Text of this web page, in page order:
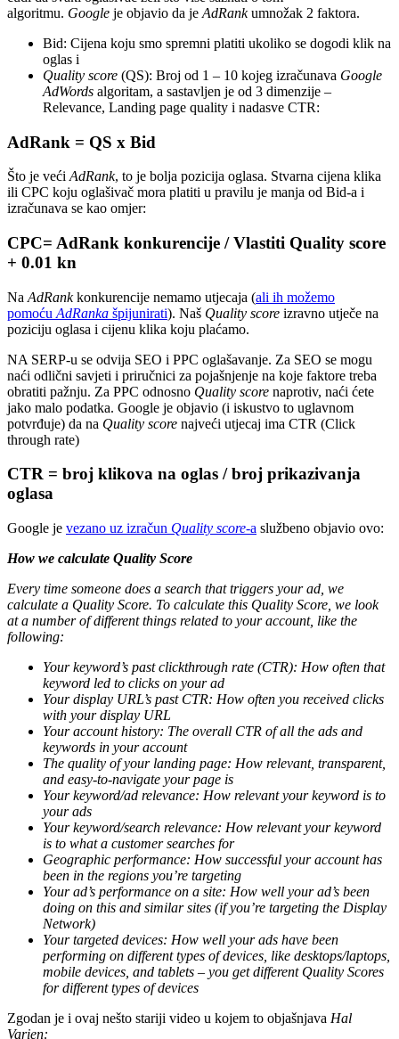
algoritmu. Google je objavio da je AdRankumnožak 2 faktora.
Bid: Cijena koju smo spremni platiti ukoliko se dogodi klik na
oglas i
Quality score (QS): Broj od 1 – 10 kojeg izračunava Google
AdWords algoritam, a sastavljen je od 3 dimenzije –
Relevance, Landing page quality i nadasve CTR:
AdRank = QS x Bid
Što je veći AdRank, to je bolja pozicija oglasa. Stvarna cijena klika
ili CPC koju oglašivač mora platiti u pravilu je manja od Bid-a i
izračunava se kao omjer:
CPC= AdRank konkurencije / Vlastiti Quality score
+ 0.01 kn
Na AdRankkonkurencije nemamo utjecaja (ali ih možemo
pomoću AdRanka špijunirati). Naš Quality score izravno utječe na
poziciju oglasa i cijenu klika koju plaćamo.
NA SERP-u se odvija SEO i PPC oglašavanje. Za SEO se mogu
naći odlični savjeti i priručnici za pojašnjenje na koje faktore treba
obratiti pažnju. Za PPC odnosno Quality score naprotiv, naći ćete
jako malo podatka. Google je objavio (i iskustvo to uglavnom
potvrđuje) da na Quality score najveći utjecaj ima CTR (Click
through rate)
CTR = broj klikova na oglas / broj prikazivanja
oglasa
Google je vezano uz izračun Quality score-a službeno objavio ovo:
How we calculate Quality Score
Every time someone does a search that triggers your ad, we
calculate a Quality Score. To calculate this Quality Score, we look
at a number of different things related to your account, like the
following:
Your keyword’s past clickthrough rate (CTR): How often that
keyword led to clicks on your ad
Your display URL’s past CTR: How often you received clicks
with your display URL
Your account history: The overall CTR of all the ads and
keywords in your account
The quality of your landing page: How relevant, transparent,
and easy-to-navigate your page is
Your keyword/ad relevance: How relevant your keyword is to
your ads
Your keyword/search relevance: How relevant your keyword
is to what a customer searches for
Geographic performance: How successful your account has
been in the regions you’re targeting
Your ad’s performance on a site: How well your ad’s been
doing on this and similar sites (if you’re targeting the Display
Network)
Your targeted devices: How well your ads have been
performing on different types of devices, like desktops/laptops,
mobile devices, and tablets – you get different Quality Scores
for different types of devices
Zgodan je i ovaj nešto stariji video u kojem to objašnjava Hal
Varien: